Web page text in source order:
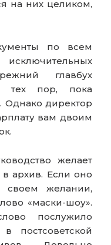
на них целиком,
по всем
главбух
тех пор, пока
Однако директор
вам двоим
желает
в архив. Если оно
желании,
«маски-шоу».
послужило
постсоветской